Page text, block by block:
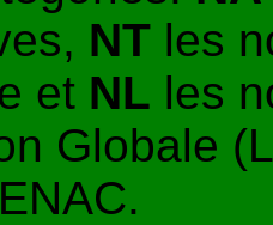
NT les
et NL les
Globale